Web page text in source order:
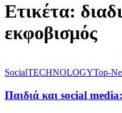
Ετικέτα:
εκφοβισμός
SocialTECHNOLOGYTop-
Παιδιά και social